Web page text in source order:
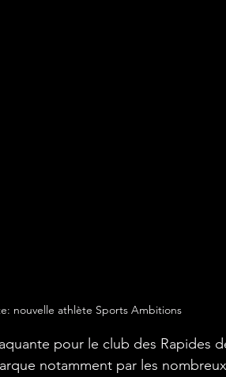
nouvelle athlète Sports Ambitions
pour le club des Rapides
notamment par les